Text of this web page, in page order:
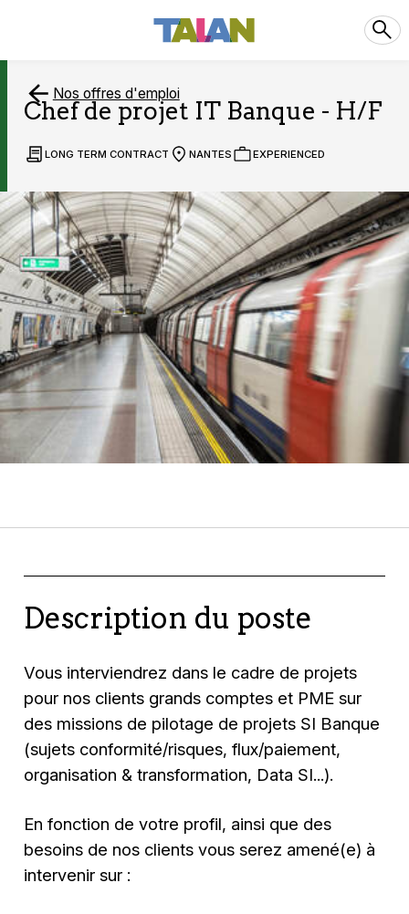
Nos offres d'emploi
Chef de projet IT Banque - H/F
LONG TERM CONTRACT NANTES EXPERIENCED
Description du poste
Vous interviendrez dans le cadre de projets
pour nos clients grands comptes et PME sur
des missions de pilotage de projets SI Banque
(sujets conformité/risques, flux/paiement,
organisation & transformation, Data SI...).
En fonction de votre profil, ainsi que des
besoins de nos clients vous serez amené(e) à
intervenir sur :